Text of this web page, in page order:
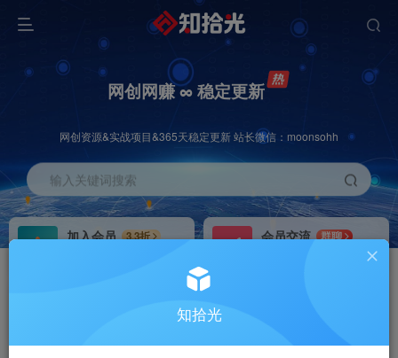
网创网赚 ∞ 稳定更新
网创资源&实战项目&365天稳定更新 站长微信：moonsohh
输入关键词搜索
加入会员
3.3折
会员交流
群聊
知拾光